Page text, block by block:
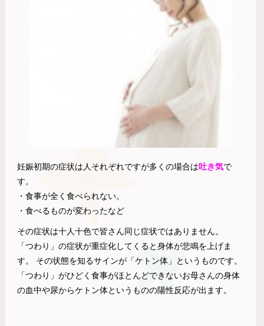
妊娠初期の症状は人それぞれですが多くの場合は吐き気で
す。
・食事が全く食べられない。
・食べるものが変わったなど
その症状は十人十色で皆さん同じ症状ではありません。
「つわり」の症状が重症化してくると身体が悲鳴を上げま
す。 その状態を知るサインが「ケトン体」というものです。
「つわり」がひどく食事がほとんどできないお母さんの身体
の血中や尿からケトン体というものの陽性反応が出ます。